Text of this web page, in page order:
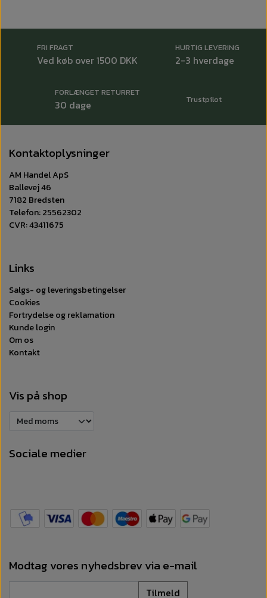
FRI FRAGT
Ved køb over 1500 DKK
HURTIG LEVERING
2-3 hverdage
FORLÆNGET RETURRET
30 dage Trustpilot
Kontaktoplysninger
AM Handel ApS
Ballevej 46
7182 Bredsten
Telefon: 25562302
CVR: 43411675
Links
Salgs- og leveringsbetingelser
Cookies
Fortrydelse og reklamation
Kunde login
Om os
Kontakt
Vis på shop
Sociale medier
Modtag vores nyhedsbrev via e-mail
Tilmeld